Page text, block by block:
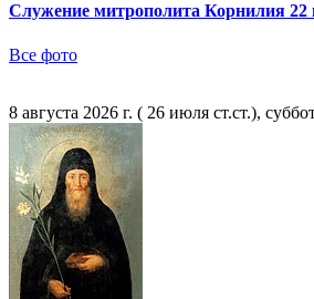
Служение митрополита Корнилия 22
Все фото
8 августа 2026 г. ( 26 июля ст.ст.),